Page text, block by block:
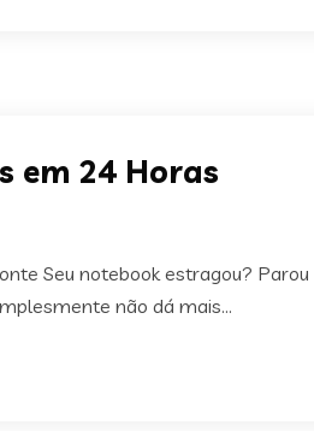
em 24 Horas
Seu notebook estragou? Parou
não dá mais...